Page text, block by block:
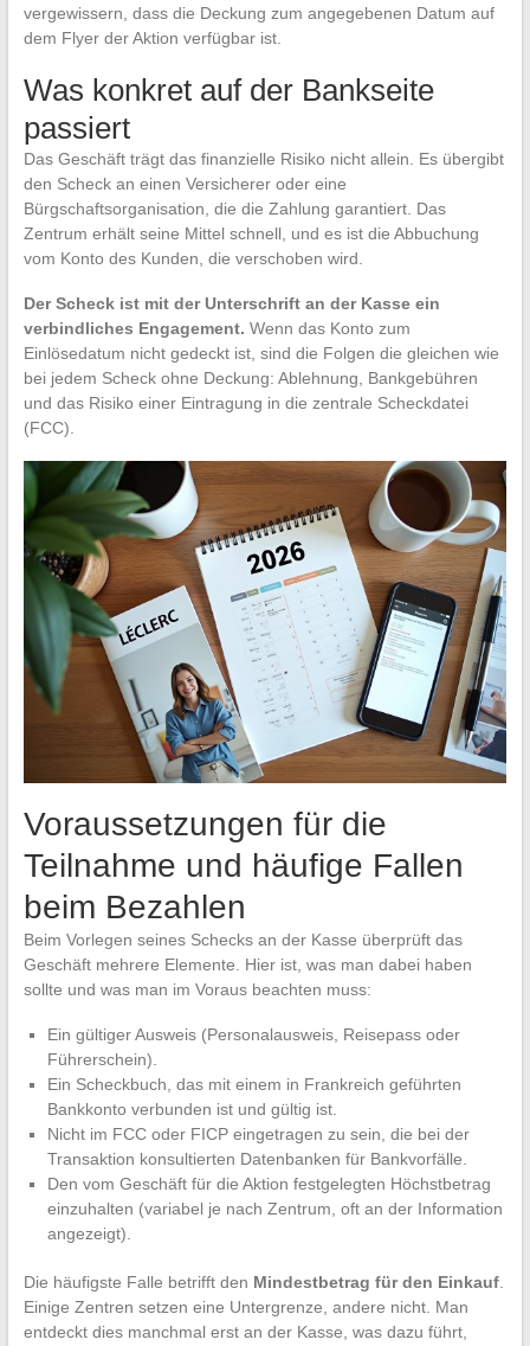
vergewissern, dass die Deckung zum angegebenen Datum auf
dem Flyer der Aktion verfügbar ist.
Was konkret auf der Bankseite
passiert
Das Geschäft trägt das finanzielle Risiko nicht allein. Es übergibt
den Scheck an einen Versicherer oder eine
Bürgschaftsorganisation, die die Zahlung garantiert. Das
Zentrum erhält seine Mittel schnell, und es ist die Abbuchung
vom Konto des Kunden, die verschoben wird.
Der Scheck ist mit der Unterschrift an der Kasse ein
verbindliches Engagement. Wenn das Konto zum
Einlösedatum nicht gedeckt ist, sind die Folgen die gleichen wie
bei jedem Scheck ohne Deckung: Ablehnung, Bankgebühren
und das Risiko einer Eintragung in die zentrale Scheckdatei
(FCC).
Voraussetzungen für die
Teilnahme und häufige Fallen
beim Bezahlen
Beim Vorlegen seines Schecks an der Kasse überprüft das
Geschäft mehrere Elemente. Hier ist, was man dabei haben
sollte und was man im Voraus beachten muss:
Ein gültiger Ausweis (Personalausweis, Reisepass oder
Führerschein).
Ein Scheckbuch, das mit einem in Frankreich geführten
Bankkonto verbunden ist und gültig ist.
Nicht im FCC oder FICP eingetragen zu sein, die bei der
Transaktion konsultierten Datenbanken für Bankvorfälle.
Den vom Geschäft für die Aktion festgelegten Höchstbetrag
einzuhalten (variabel je nach Zentrum, oft an der Information
angezeigt).
Die häufigste Falle betrifft den Mindestbetrag für den Einkauf.
Einige Zentren setzen eine Untergrenze, andere nicht. Man
entdeckt dies manchmal erst an der Kasse, was dazu führt,